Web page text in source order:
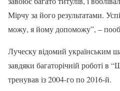
Мірчу за його результатами.
можу, я йому допоможу”, –
Луческу відомий українським
завдяки багаторічній роботі в
тренував із 2004-го по 2016-й.